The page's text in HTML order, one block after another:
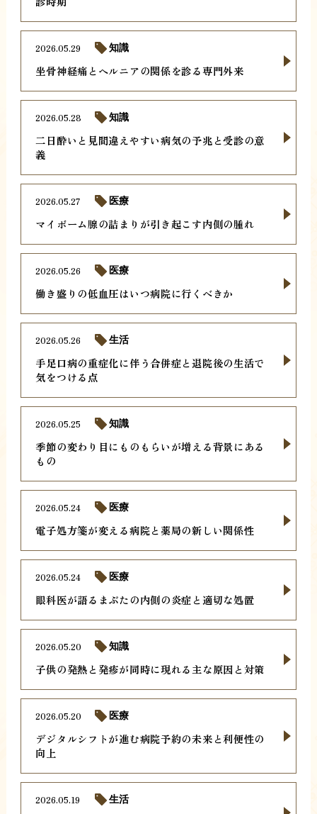
坐骨神経痛とヘルニアの関係を診る専門外来
2026.05.29 知識
二日酔いと見間違えやすい病気の予兆と受診の意
義
2026.05.28 知識
マイボーム腺の詰まりが引き起こす内側の腫れ
2026.05.27 医療
働き盛りの低血圧はいつ病院に行くべきか
2026.05.26 医療
手足口病の重症化に伴う合併症と退院後の生活で
気をつける点
2026.05.26 生活
季節の変わり目にものもらいが増える背景にある
もの
2026.05.25 知識
電子処方箋が変える病院と薬局の新しい関係性
2026.05.24 医療
眼科医が語るまぶたの内側の炎症と適切な処置
2026.05.24 医療
子供の発熱と発疹が同時に現れる主な原因と対策
2026.05.20 知識
デジタルシフトが進む病院予約の未来と利便性の
向上
2026.05.20 医療
2026.05.19 生活